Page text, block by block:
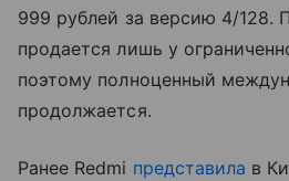
999 рублей за версию 4/128.
продается лишь у
поэтому полноценный
продолжается.
Ранее Redmi представила в